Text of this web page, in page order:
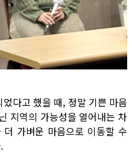
다고 했을 때, 정말 기쁜 마음
지역의 가능성을 열어내는 차
가벼운 마음으로 이동할 수